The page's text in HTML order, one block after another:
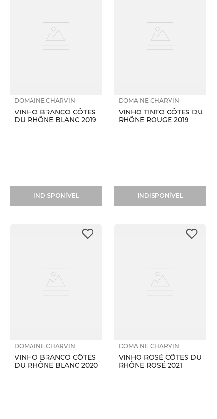
DOMAINE CHARVIN
VINHO BRANCO CÔTES
DU RHÔNE BLANC 2019
INDISPONÍVEL
DOMAINE CHARVIN
VINHO TINTO CÔTES DU
RHÔNE ROUGE 2019
INDISPONÍVEL
DOMAINE CHARVIN
VINHO BRANCO CÔTES
DU RHÔNE BLANC 2020
DOMAINE CHARVIN
VINHO ROSÉ CÔTES DU
RHÔNE ROSÉ 2021